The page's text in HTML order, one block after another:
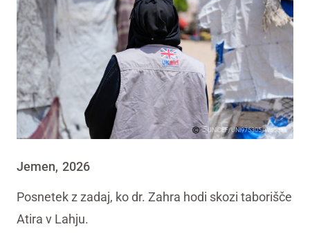
© UNICEF/UNI975305/Waqqas
Jemen, 2026
Posnetek z zadaj, ko dr. Zahra hodi skozi taborišče
Atira v Lahju.